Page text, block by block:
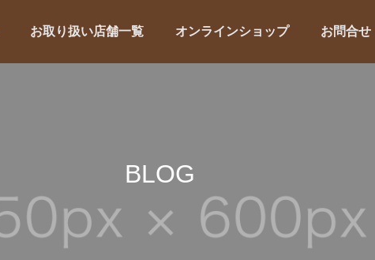
お取り扱い店舗一覧 オンラインショップ お問合せ
BLOG